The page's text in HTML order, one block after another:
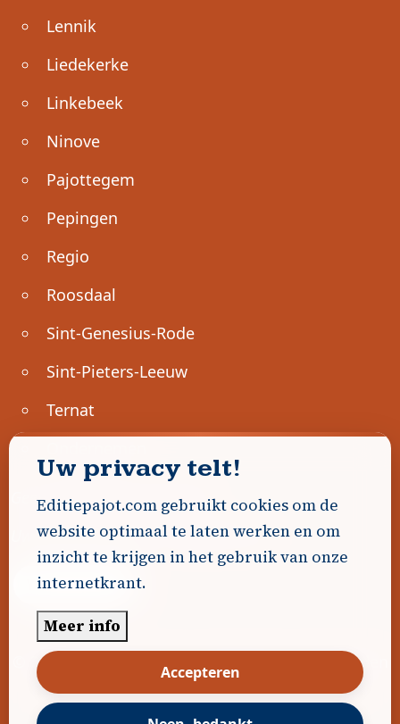
Lennik
Liedekerke
Linkebeek
Ninove
Pajottegem
Pepingen
Regio
Roosdaal
Sint-Genesius-Rode
Sint-Pieters-Leeuw
Ternat
Geen advertenties gevonden.
Uw advertentie hier? Contacteer ons!
Word Partner!
© 2026 Editiepajot.com
Algemene voorwaarden
|Disclaimer Privacybeleid Cookiebeleid|
Gerealiseerd doorDavidHosse.net
Uw privacy telt!
Editiepajot.com gebruikt cookies om de
website optimaal te laten werken en om
inzicht te krijgen in het gebruik van onze
internetkrant.
Meer info
Accepteren